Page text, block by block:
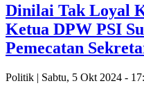
Dinilai Tak Loyal
Ketua DPW PSI
Pemecatan
Politik | Sabtu, 5 Okt 2024 -